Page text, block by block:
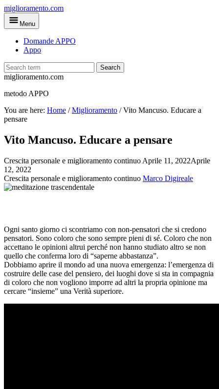
Skip
to
main
miglioramento.com
Menu
Domande APPO
Appo
Search
miglioramento.com
metodo APPO
You are here: Home /Miglioramento /Vito Mancuso. Educare a
pensare
Vito Mancuso. Educare a pensare
Crescita personale e miglioramento continuo Aprile 11, 2022Aprile
12, 2022
Crescita personale e miglioramento continuo Marco Digireale
Ogni santo giorno ci scontriamo con non-pensatori che si credono
pensatori. Sono coloro che sono sempre pieni di sé. Coloro che non
accettano le opinioni altrui perché non hanno studiato altro se non
quello che conferma loro di “saperne abbastanza”.
Dobbiamo aprire il mondo ad una nuova emergenza: l’emergenza di
costruire delle case del pensiero, dei luoghi dove si sta in compagnia
di coloro che non vogliono imporre ad altri la propria opinione ma
cercare “insieme” una Verità superiore.